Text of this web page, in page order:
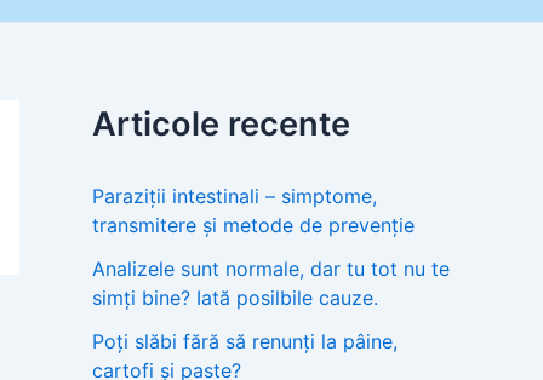
Articole recente
Paraziții intestinali – simptome,
transmitere și metode de prevenție
Analizele sunt normale, dar tu tot nu te
simți bine? Iată posilbile cauze.
Poți slăbi fără să renunți la pâine,
cartofi și paste?